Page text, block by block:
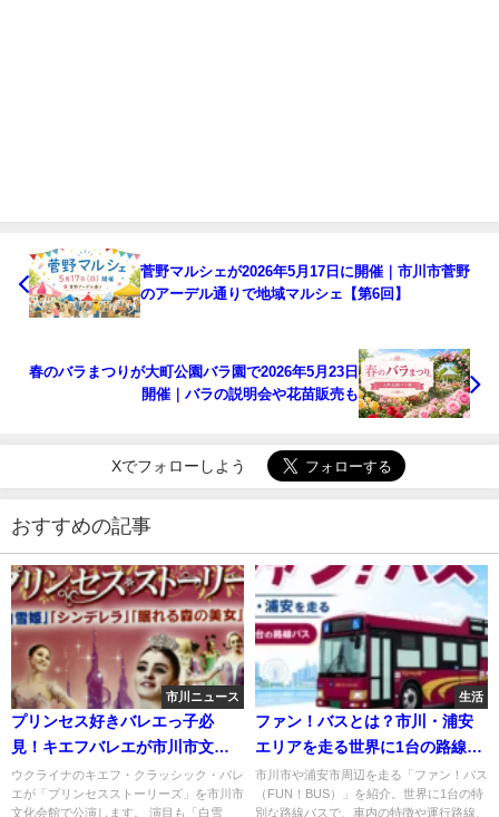
菅野マルシェが2026年5月17日に開催｜市川市菅野
のアーデル通りで地域マルシェ【第6回】
春のバラまつりが大町公園バラ園で2026年5月23日
開催｜バラの説明会や花苗販売も
Xでフォローしよう
おすすめの記事
市川ニュース
プリンセス好きバレエっ子必
見！キエフバレエが市川市文化
会館で公演！
ウクライナのキエフ・クラッシック・バレ
エが「プリンセスストーリーズ」を市川市
文化会館で公演します。 演目も「白雪
生活
ファン！バスとは？市川・浦安
エリアを走る世界に1台の路線バ
スを紹介
市川市や浦安市周辺を走る「ファン！バス
（FUN！BUS）」を紹介。世界に1台の特
別な路線バスで、車内の特徴や運行路線、